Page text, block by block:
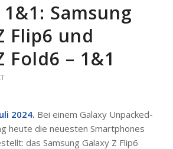
Samsung
Flip6 und
Fold6 – 1&1
2024. Bei einem Galaxy Unpacked-
heute die neuesten Smartphones
das Samsung Galaxy Z Flip6